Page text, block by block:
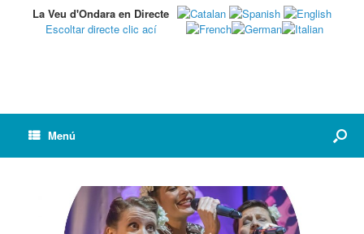
La Veu d'Ondara en Directe
Escoltar directe clic ací
Menú